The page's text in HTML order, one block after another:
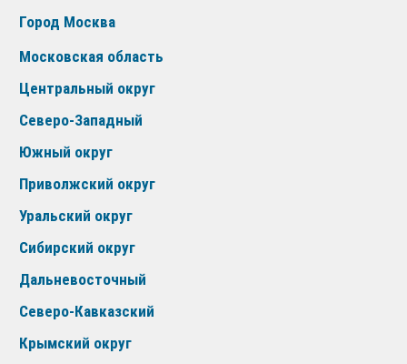
Город Москва
Московская область
Центральный округ
Северо-Западный
Южный округ
Приволжский округ
Уральский округ
Сибирский округ
Дальневосточный
Северо-Кавказский
Крымский округ